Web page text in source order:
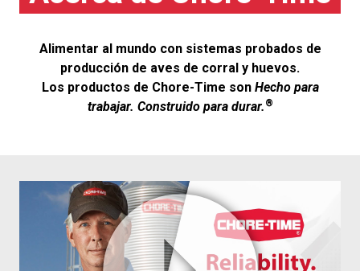
Alimentar al mundo con sistemas probados de
producción de aves de corral y huevos.
Los productos de Chore-Time son Hecho para
trabajar. Construido para durar. ®